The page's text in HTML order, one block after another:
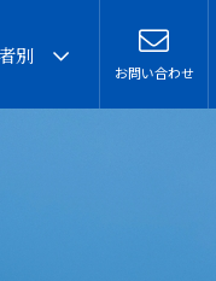
別
の皆様へ
お問い合わせ